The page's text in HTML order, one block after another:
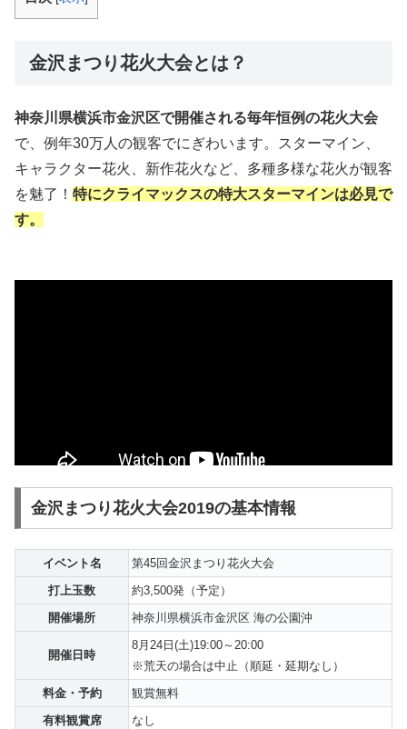
金沢まつり花火大会とは？
神奈川県横浜市金沢区で開催される毎年恒例の花火大会
で、例年30万人の観客でにぎわいます。スターマイン、
キャラクター花火、新作花火など、多種多様な花火が観客
を魅了！ 特にクライマックスの特大スターマインは必見で
す。
金沢まつり花火大会2019の基本情報
イベント名
第45回金沢まつり花火大会
打上玉数
約3,500発（予定）
開催場所
神奈川県横浜市金沢区 海の公園沖
開催日時
8月24日(土)19:00～20:00
※荒天の場合は中止（順延・延期なし）
料金・予約
観賞無料
有料観賞席
なし